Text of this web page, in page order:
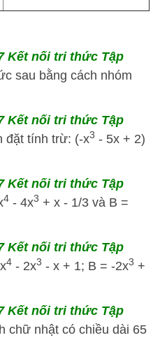
Kết nối tri thức Tập
sau bằng cách nhóm
Kết nối tri thức Tập
đặt tính trừ: (-x3 - 5x + 2)
Kết nối tri thức Tập
4 - 4x3 + x - 1/3 và B =
Kết nối tri thức Tập
4 - 2x3 - x + 1; B = -2x3 +
Kết nối tri thức Tập
chữ nhật có chiều dài 65